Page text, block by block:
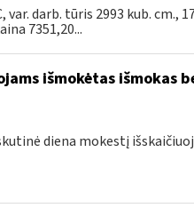
darb. tūris 2993 kub. cm.,
7351,20...
išmokėtas išmokas
diena mokestį